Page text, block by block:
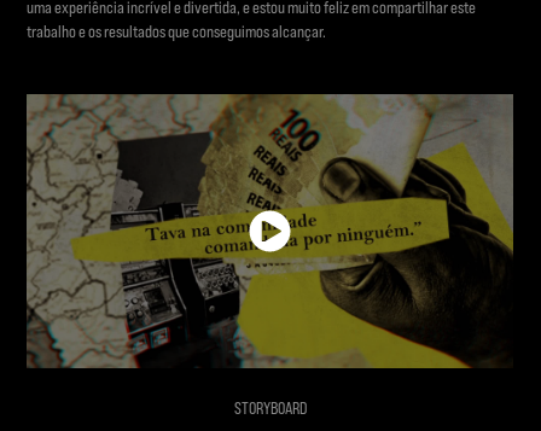
uma experiência incrível e divertida, e estou muito feliz em compartilhar este
trabalho e os resultados que conseguimos alcançar.
STORYBOARD